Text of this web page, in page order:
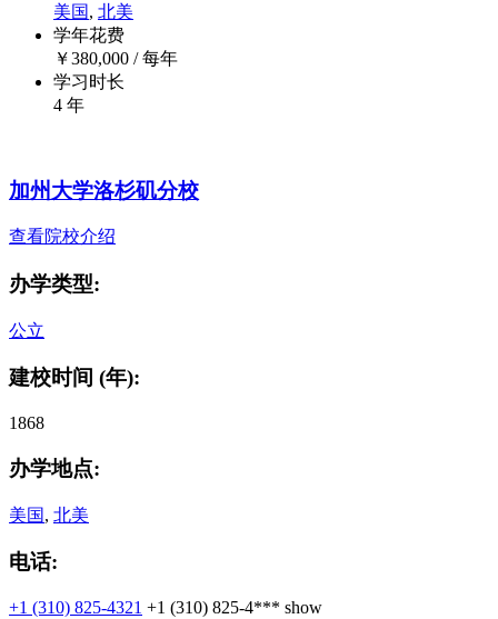
美国, 北美
学年花费
￥380,000 / 每年
学习时长
4 年
加州大学洛杉矶分校
查看院校介绍
办学类型:
公立
建校时间 (年):
1868
办学地点:
美国, 北美
电话:
+1 (310) 825-4321 +1 (310) 825-4*** show